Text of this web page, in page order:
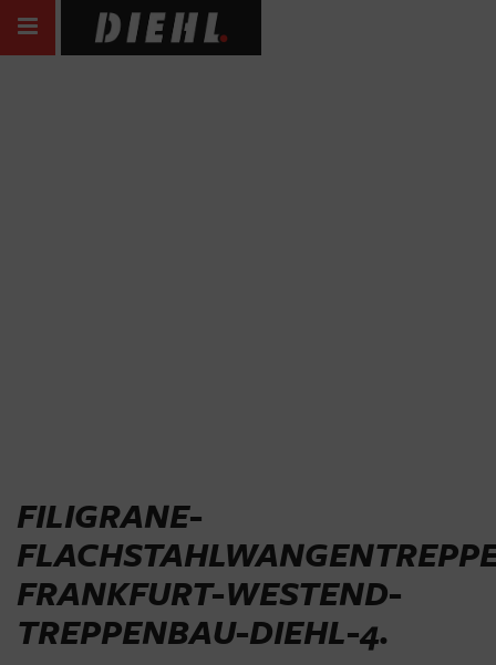
FILIGRANE-
FRANKFURT-WESTEND-
TREPPENBAU-DIEHL-4.